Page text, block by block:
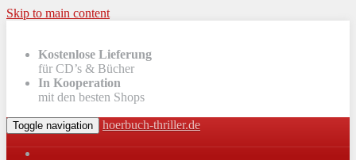
Skip to main content
Kostenlose Lieferung
für CD’s & Bücher
In Kooperation
mit den besten Shops
Toggle navigation hoerbuch-thriller.de